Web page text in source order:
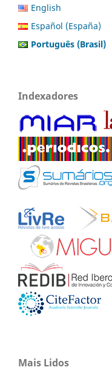
English
Español (España)
Português (Brasil)
Indexadores
Mais Lidos